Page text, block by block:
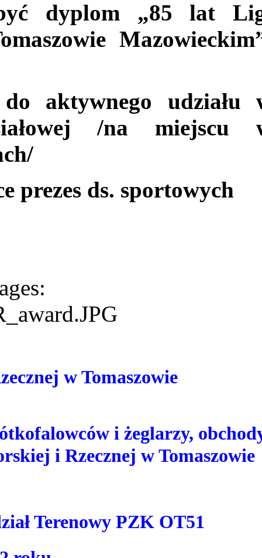
dyplom „85 lat
do aktywnego udziału
/na miejscu
prezes ds. sportowych
w Tomaszowie
i żeglarzy,
i Rzecznej w Tomaszowie
Terenowy PZK OT51